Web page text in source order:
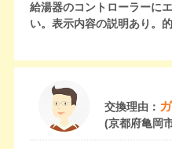
給湯器のコントローラーに
い。表示内容の説明あり。
交換理由：
(京都府亀岡